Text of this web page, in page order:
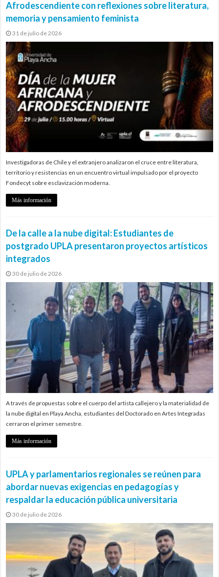
Afrodescendiente con reflexiones sobre literatura,
memoria y pensamiento feminista
31 de julio de 2026
Investigadoras de Chile y el extranjero analizaron el cruce entre literatura,
territorio y resistencias en un encuentro virtual impulsado por el proyecto
Fondecyt sobre esclavización moderna.
Más información
De la calle a la nube digital: Estudiantes de
postgrado UPLA presentaron proyectos artísticos
integrados
30 de julio de 2026
A través de propuestas sobre el cuerpo del artista callejero y la materialidad de
la nube digital en Playa Ancha, estudiantes del Doctorado en Artes Integradas
cerraron el primer semestre.
Más información
UPLA y parlamentarios regionales se reúnen para
abordar nuevas exigencias en pedagogías y
respaldar la educación pública universitaria
30 de julio de 2026